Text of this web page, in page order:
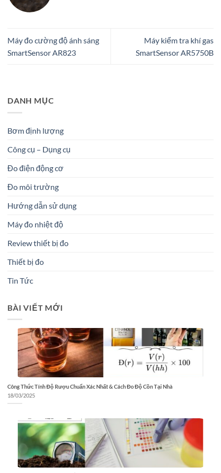
Máy đo cường độ ánh sáng
SmartSensor AR823
Máy kiểm tra khí gas
SmartSensor AR5750B
DANH MỤC
Bơm định lượng
Công cụ – Dụng cụ
Đo điện động cơ
Đo môi trường
Hướng dẫn sử dụng
Máy đo nhiệt độ
Review thiết bị đo
Thiết bị đo
Tin Tức
BÀI VIẾT MỚI
Công Thức Tính Độ Rượu Chuẩn Xác Nhất & Cách Đo Độ Cồn Tại Nhà
18/03/2025